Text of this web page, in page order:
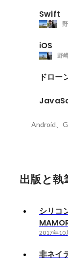
Swift
iOS
野
ドロー
Android、
出版と執
シリコ
2017年10
非ネイ